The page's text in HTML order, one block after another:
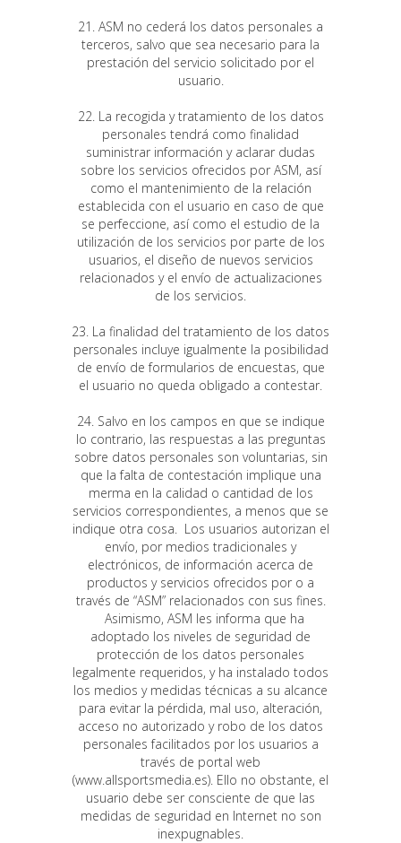
21. ASM no cederá los datos personales a
terceros, salvo que sea necesario para la
prestación del servicio solicitado por el
usuario.
22. La recogida y tratamiento de los datos
personales tendrá como finalidad
suministrar información y aclarar dudas
sobre los servicios ofrecidos por ASM, así
como el mantenimiento de la relación
establecida con el usuario en caso de que
se perfeccione, así como el estudio de la
utilización de los servicios por parte de los
usuarios, el diseño de nuevos servicios
relacionados y el envío de actualizaciones
de los servicios.
23. La finalidad del tratamiento de los datos
personales incluye igualmente la posibilidad
de envío de formularios de encuestas, que
el usuario no queda obligado a contestar.
24. Salvo en los campos en que se indique
lo contrario, las respuestas a las preguntas
sobre datos personales son voluntarias, sin
que la falta de contestación implique una
merma en la calidad o cantidad de los
servicios correspondientes, a menos que se
indique otra cosa. Los usuarios autorizan el
envío, por medios tradicionales y
electrónicos, de información acerca de
productos y servicios ofrecidos por o a
través de “ASM” relacionados con sus fines.
Asimismo, ASM les informa que ha
adoptado los niveles de seguridad de
protección de los datos personales
legalmente requeridos, y ha instalado todos
los medios y medidas técnicas a su alcance
para evitar la pérdida, mal uso, alteración,
acceso no autorizado y robo de los datos
personales facilitados por los usuarios a
través de portal web
(www.allsportsmedia.es). Ello no obstante, el
usuario debe ser consciente de que las
medidas de seguridad en Internet no son
inexpugnables.